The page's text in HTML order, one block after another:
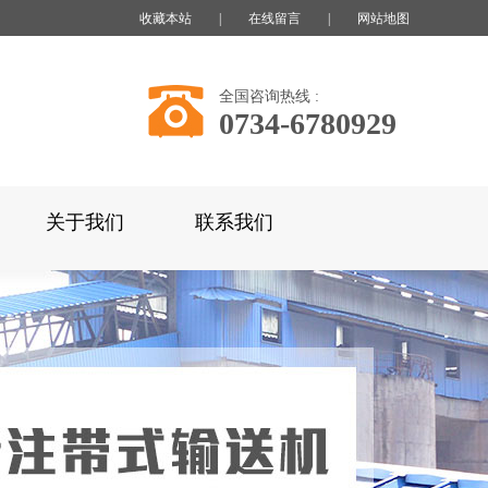
收藏本站 在线留言 网站地图
全国咨询热线 :
0734-6780929
关于我们 联系我们